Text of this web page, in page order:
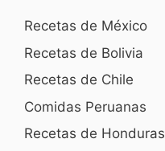
Recetas de México
Recetas de Bolivia
Recetas de Chile
Comidas Peruanas
Recetas de Honduras